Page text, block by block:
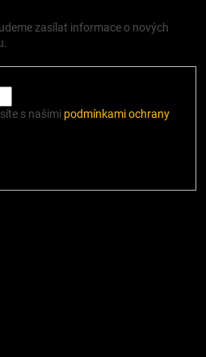
zasílat informace o nových
s našimi podmínkami ochrany